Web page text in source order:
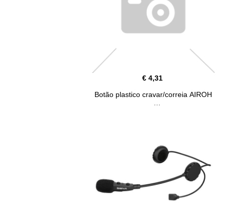
€ 4,31
Botão plastico cravar/correia AIROH